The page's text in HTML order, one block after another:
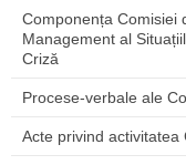
Componența Comisiei
Management al
Criză
Procese-verbale ale
Acte privind activitatea